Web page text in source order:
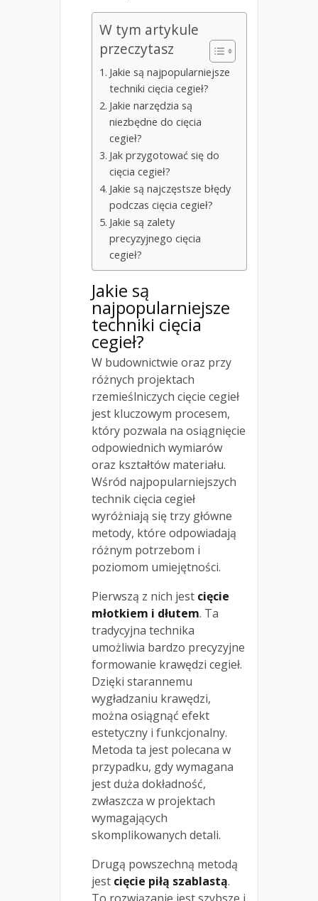
W tym artykule
przeczytasz
Jakie są najpopularniejsze
techniki cięcia cegieł?
Jakie narzędzia są
niezbędne do cięcia
cegieł?
Jak przygotować się do
cięcia cegieł?
Jakie są najczęstsze błędy
podczas cięcia cegieł?
Jakie są zalety
precyzyjnego cięcia
cegieł?
Jakie są
najpopularniejsze
techniki cięcia
cegieł?
W budownictwie oraz przy
różnych projektach
rzemieślniczych cięcie cegieł
jest kluczowym procesem,
który pozwala na osiągnięcie
odpowiednich wymiarów
oraz kształtów materiału.
Wśród najpopularniejszych
technik cięcia cegieł
wyróżniają się trzy główne
metody, które odpowiadają
różnym potrzebom i
poziomom umiejętności.
Pierwszą z nich jest cięcie
młotkiem i dłutem. Ta
tradycyjna technika
umożliwia bardzo precyzyjne
formowanie krawędzi cegieł.
Dzięki starannemu
wygładzaniu krawędzi,
można osiągnąć efekt
estetyczny i funkcjonalny.
Metoda ta jest polecana w
przypadku, gdy wymagana
jest duża dokładność,
zwłaszcza w projektach
wymagających
skomplikowanych detali.
Drugą powszechną metodą
jest cięcie piłą szablastą.
To rozwiązanie jest szybsze i